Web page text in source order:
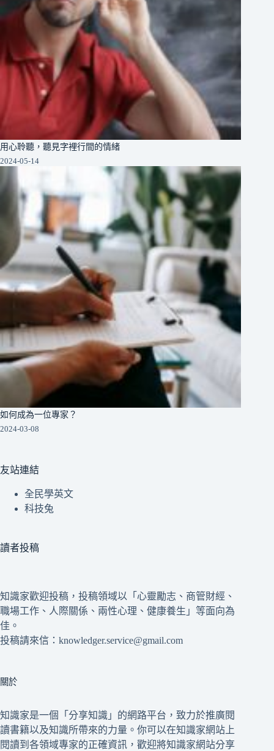
用心聆聽，聽見字裡行間的情緒
2024-05-14
如何成為一位專家？
2024-03-08
友站連結
全民學英文
科技兔
讀者投稿
知識家歡迎投稿，投稿領域以「心靈勵志、商管財經、
職場工作、人際關係、兩性心理、健康養生」等面向為
佳。
投稿請來信：knowledger.service@gmail.com
關於
知識家是一個「分享知識」的網路平台，致力於推廣閱
讀書籍以及知識所帶來的力量。你可以在知識家網站上
閱讀到各領域專家的正確資訊，歡迎將知識家網站分享